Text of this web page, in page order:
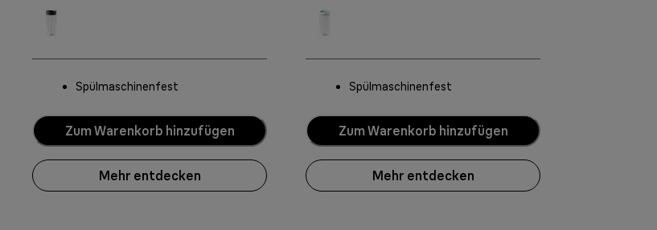
Spülmaschinenfest
Zum Warenkorb hinzufügen
Mehr entdecken
Spülmaschinenfest
Zum Warenkorb hinzufügen
Mehr entdecken